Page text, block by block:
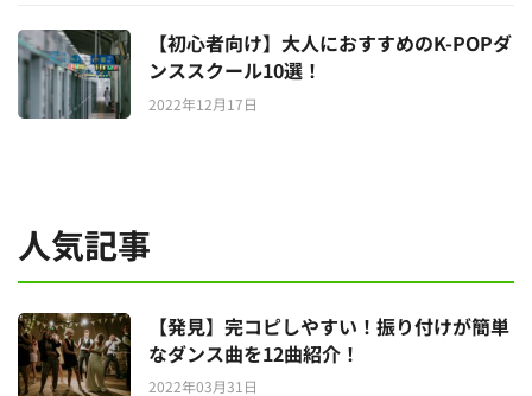
【初心者向け】大人におすすめのK-POPダ
ンススクール10選！
2022年12月17日
人気記事
【発見】完コピしやすい！振り付けが簡単
なダンス曲を12曲紹介！
2022年03月31日